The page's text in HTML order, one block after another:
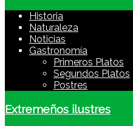
Historia
Naturaleza
Noticias
Gastronomía
Primeros Platos
Segundos Platos
Postres
Extremeños ilustres